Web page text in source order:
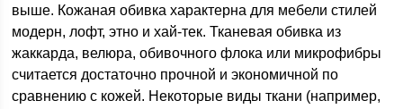
выше. Кожаная обивка характерна для мебели стилей
модерн, лофт, этно и хай-тек. Тканевая обивка из
жаккарда, велюра, обивочного флока или микрофибры
считается достаточно прочной и экономичной по
сравнению с кожей. Некоторые виды ткани (например,